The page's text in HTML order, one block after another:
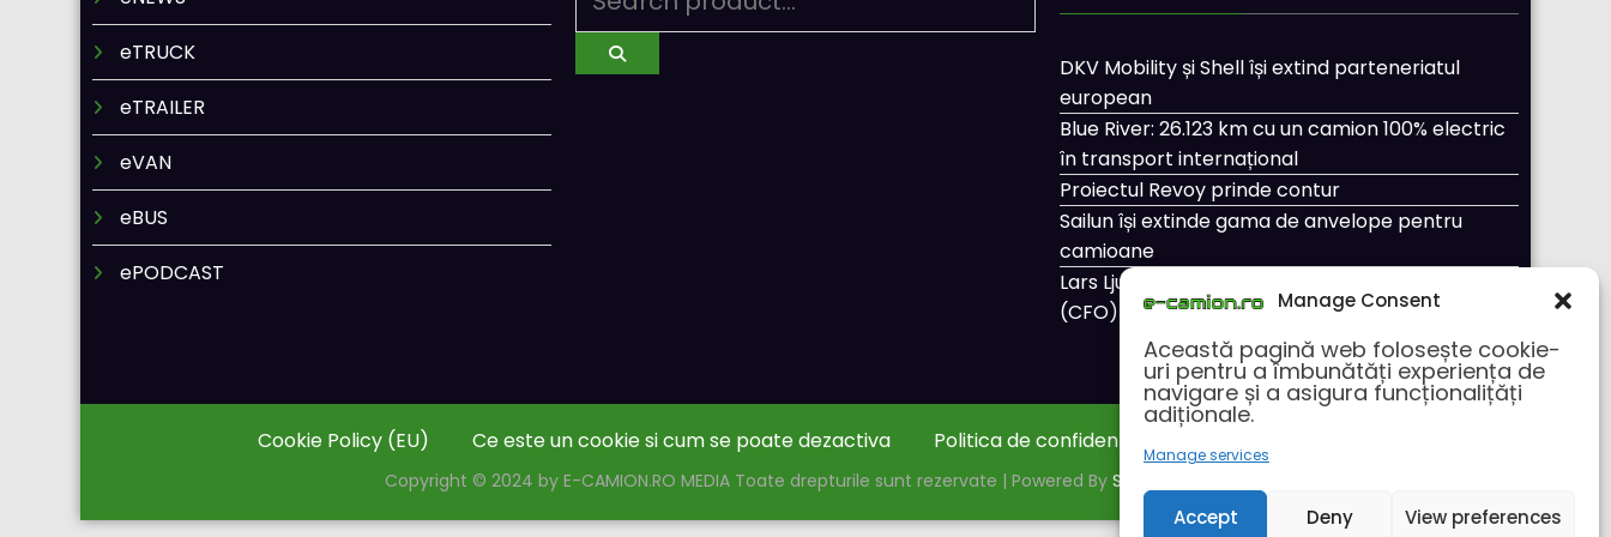
Manage Consent
Această pagină web folosește cookie-
uri pentru a îmbunătăți experiența de
navigare și a asigura funcționalițăți
adiționale.
Manage services
Accept Deny View preferences
eTRUCK
eTRAILER
eVAN
eBUS
ePODCAST
DKV Mobility și Shell își extind parteneriatul
european
Blue River: 26.123 km cu un camion 100% electric
în transport internațional
Proiectul Revoy prinde contur
Sailun își extinde gama de anvelope pentru
camioane
Lars Ljungström a fost numit director general
(CFO) pentru cellcentric
Cookie Policy (EU) Ce este un cookie si cum se poate dezactiva Politica de confidentialitate
Copyright © 2024 by E-CAMION.RO MEDIA Toate drepturile sunt rezervate | Powered By SpiceThemes